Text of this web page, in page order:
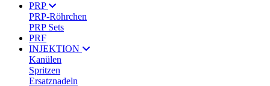
PRP
PRP-Röhrchen
PRP Sets
PRF
INJEKTION
Kanülen
Spritzen
Ersatznadeln